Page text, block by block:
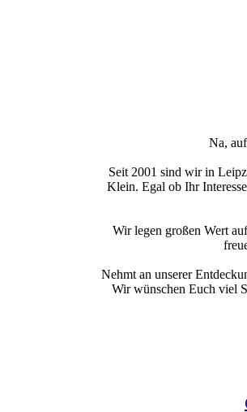
Na,
Seit 2001 sind wir in
Klein. Egal ob Ihr
Wir legen großen Wert
Nehmt an unserer
Wir wünschen Euch viel